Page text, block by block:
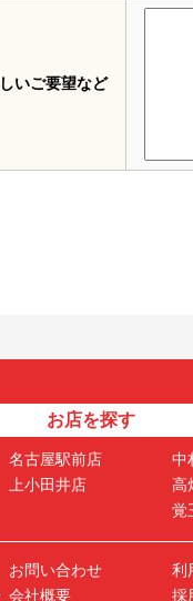
いご要望など
お店を探す
名古屋駅前店
中
上小田井店
高
覚
お問い合わせ
利
会社概要 採